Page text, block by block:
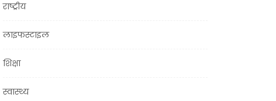
राष्ट्रीय
लाइफस्टाइल
शिक्षा
स्वास्थ्य